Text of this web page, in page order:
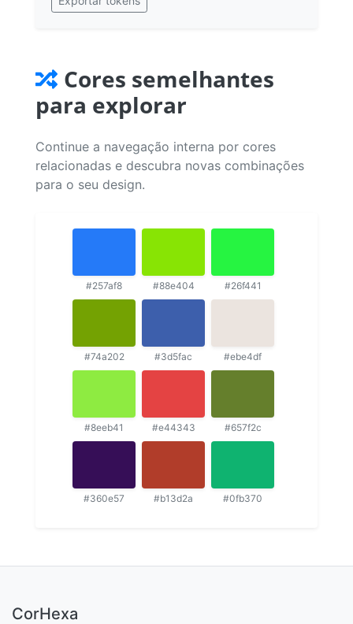
Cores semelhantes
para explorar
Continue a navegação interna por cores
relacionadas e descubra novas combinações
para o seu design.
#257af8 #88e404 #26f441
#74a202 #3d5fac #ebe4df
#8eeb41 #e44343 #657f2c
#360e57 #b13d2a #0fb370
CorHexa